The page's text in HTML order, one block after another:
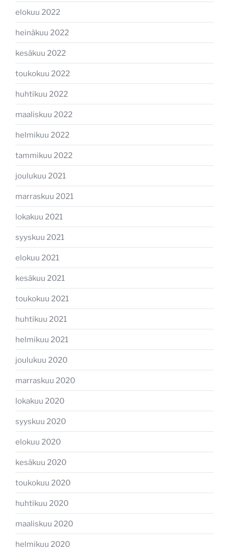
elokuu 2022
heinäkuu 2022
kesäkuu 2022
toukokuu 2022
huhtikuu 2022
maaliskuu 2022
helmikuu 2022
tammikuu 2022
joulukuu 2021
marraskuu 2021
lokakuu 2021
syyskuu 2021
elokuu 2021
kesäkuu 2021
toukokuu 2021
huhtikuu 2021
helmikuu 2021
joulukuu 2020
marraskuu 2020
lokakuu 2020
syyskuu 2020
elokuu 2020
kesäkuu 2020
toukokuu 2020
huhtikuu 2020
maaliskuu 2020
helmikuu 2020